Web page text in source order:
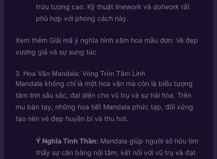
trừu tượng cao. Kỹ thuật lineworkvà dotworkrất
phù hợp với phong cách này.
Xem thêm Giải mã ý nghĩa hình xăm hoa mẫu đơn: Vẻ đẹp
vương giả và sự sung túc
3. Hoa Văn Mandala: Vòng Tròn Tâm Linh
Mandala không chỉ là một hoa văn mà còn là biểu tượng
tâm linh sâu sắc, đại diện cho vũ trụ và sự hài hòa. Trên
mu bàn tay, những họa tiết Mandala phức tạp, đối xứng
tạo nên vẻ đẹp huyền bí và thu hút.
Ý Nghĩa Tinh Thần: Mandala giúp người sở hữu tìm
thấy sự cân bằng nội tâm, kết nối với vũ trụ và đạt